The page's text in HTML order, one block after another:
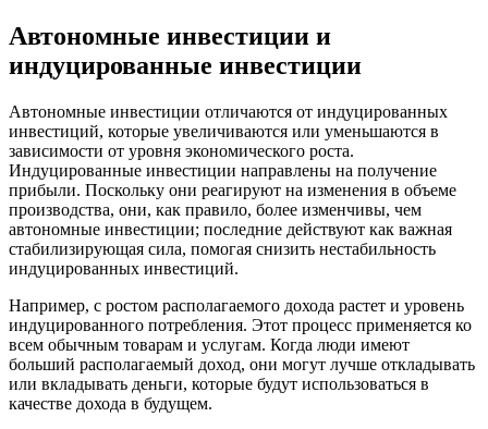
Автономные инвестиции и
индуцированные инвестиции
Автономные инвестиции отличаются от индуцированных
инвестиций, которые увеличиваются или уменьшаются в
зависимости от уровня экономического роста.
Индуцированные инвестиции направлены на получение
прибыли. Поскольку они реагируют на изменения в объеме
производства, они, как правило, более изменчивы, чем
автономные инвестиции; последние действуют как важная
стабилизирующая сила, помогая снизить нестабильность
индуцированных инвестиций.
Например, с ростом располагаемого дохода растет и уровень
индуцированного потребления. Этот процесс применяется ко
всем обычным товарам и услугам. Когда люди имеют
больший располагаемый доход, они могут лучше откладывать
или вкладывать деньги, которые будут использоваться в
качестве дохода в будущем.